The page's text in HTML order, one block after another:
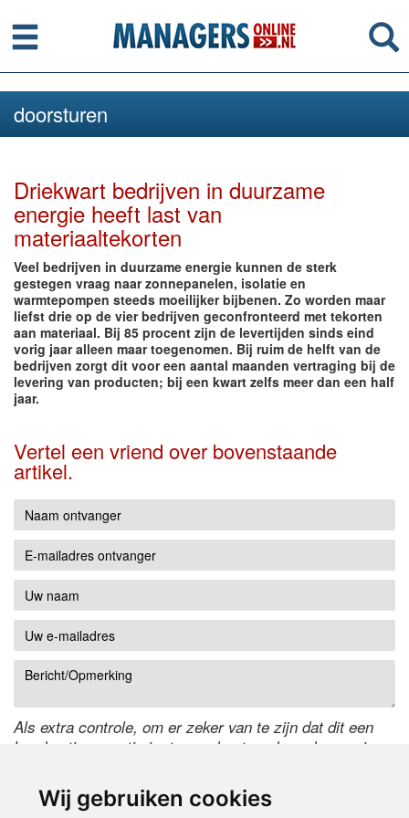
Wij gebruiken cookies
Menu
doorsturen
Driekwart bedrijven in duurzame
energie heeft last van
materiaaltekorten
Veel bedrijven in duurzame energie kunnen de sterk
gestegen vraag naar zonnepanelen, isolatie en
warmtepompen steeds moeilijker bijbenen. Zo worden maar
liefst drie op de vier bedrijven geconfronteerd met tekorten
aan materiaal. Bij 85 procent zijn de levertijden sinds eind
vorig jaar alleen maar toegenomen. Bij ruim de helft van de
bedrijven zorgt dit voor een aantal maanden vertraging bij de
levering van producten; bij een kwart zelfs meer dan een half
jaar.
Vertel een vriend over bovenstaande
artikel.
Als extra controle, om er zeker van te zijn dat dit een
handmatige reactie is, typ onderstaande code over in
de code te wijzigen.